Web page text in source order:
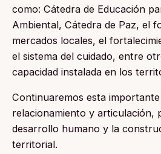
como: Cátedra de Educación
Ambiental, Cátedra de Paz, el
mercados locales, el
el sistema del cuidado, entre
capacidad instalada en los
Continuaremos esta
relacionamiento y articulación,
desarrollo humano y la
territorial.